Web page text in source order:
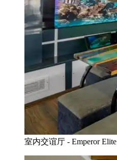
室内交谊厅 - Emperor Elite